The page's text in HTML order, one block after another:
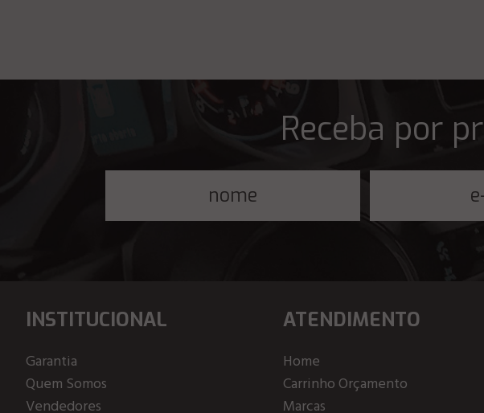
Receba por
INSTITUCIONAL
Garantia
Quem Somos
Vendedores
ATENDIMENTO
Home
Carrinho Orçamento
Marcas